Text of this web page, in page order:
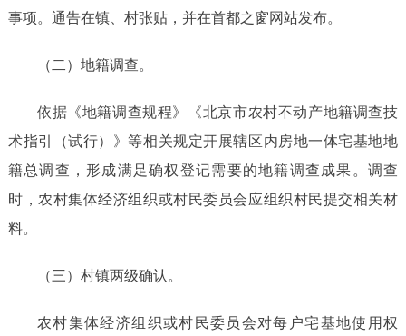
事项。通告在镇、村张贴，并在首都之窗网站发布。
（二）地籍调查。
依据《地籍调查规程》《北京市农村不动产地籍调查技
术指引（试行）》等相关规定开展辖区内房地一体宅基地地
籍总调查，形成满足确权登记需要的地籍调查成果。调查
时，农村集体经济组织或村民委员会应组织村民提交相关材
料。
（三）村镇两级确认。
农村集体经济组织或村民委员会对每户宅基地使用权